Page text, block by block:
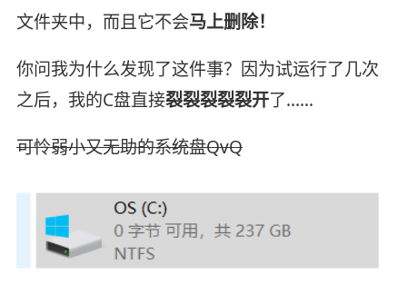
文件夹中，而且它不会马上删除！
你问我为什么发现了这件事？因为试运行了几次
之后，我的C盘直接裂裂裂裂裂开了……
可怜弱小又无助的系统盘QvQ